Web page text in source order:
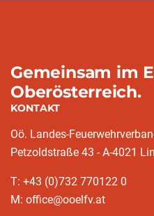
Gemeinsam im
Oberösterreich.
KONTAKT
Oö. Landes-
Petzoldstraße 43 - A-4021
T: +43 (0)732 770122 0
M: office@ooelfv.at